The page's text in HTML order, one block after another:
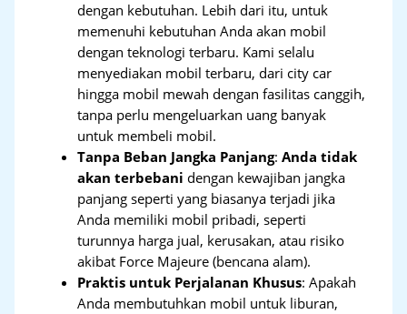
dengan kebutuhan. Lebih dari itu, untuk
memenuhi kebutuhan Anda akan mobil
dengan teknologi terbaru. Kami selalu
menyediakan mobil terbaru, dari city car
hingga mobil mewah dengan fasilitas canggih,
tanpa perlu mengeluarkan uang banyak
untuk membeli mobil.
Tanpa Beban Jangka Panjang:Anda tidak
akan terbebani dengan kewajiban jangka
panjang seperti yang biasanya terjadi jika
Anda memiliki mobil pribadi, seperti
turunnya harga jual, kerusakan, atau risiko
akibat Force Majeure (bencana alam).
Praktis untuk Perjalanan Khusus: Apakah
Anda membutuhkan mobil untuk liburan,